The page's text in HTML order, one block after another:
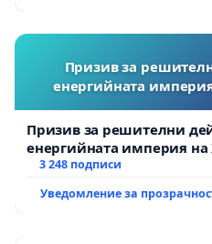
Призив за
енергийната
Призив за решителни
енергийната империя на
3 248 подписи
Уведомление за